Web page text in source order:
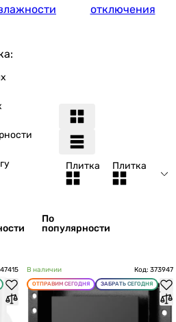
отключения
По
популярности
Плитка Плитка
В наличии Код: 373947
ОТПРАВИМ СЕГОДНЯ ЗАБРАТЬ СЕГОДНЯ